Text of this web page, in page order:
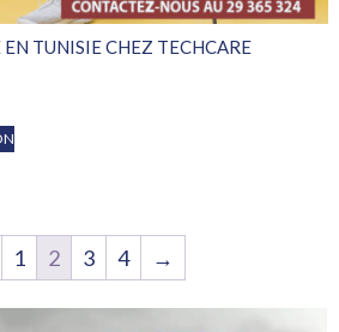
TUNISIE CHEZ TECHCARE
1 2 3 4 →